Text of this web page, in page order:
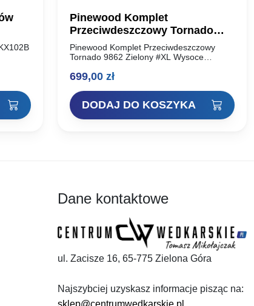
Pinewood Komplet
Przeciwdeszczowy Tornado
9862 Zielony #XL
Pinewood Komplet Przeciwdeszczowy
Tornado 9862 Zielony #XL Wysoce
pinewood. Będziesz w nim suchy nawet w
atmosferycznych. Komplet jest wysoce…
699,00 zł
DODAJ DO KOSZYKA
Dane kontaktowe
ul. Zacisze 16, 65-775 Zielona Góra
Najszybciej uzyskasz informacje pisząc na:
sklep@centrumwedkarskie.pl